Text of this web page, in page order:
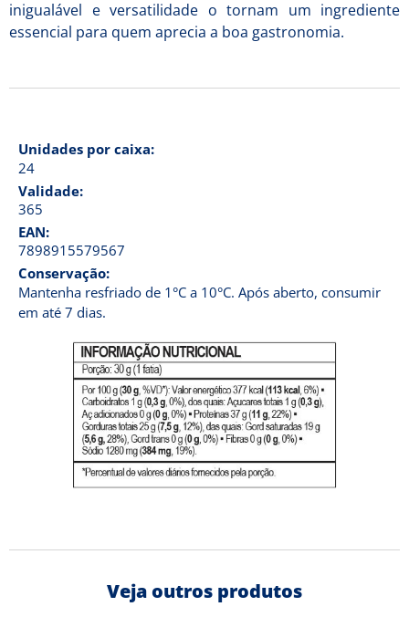
inigualável e versatilidade o tornam um ingrediente
essencial para quem aprecia a boa gastronomia.
Unidades por caixa:
24
Validade:
365
EAN:
7898915579567
Conservação:
Mantenha resfriado de 1°C a 10°C. Após aberto, consumir
em até 7 dias.
Veja outros produtos